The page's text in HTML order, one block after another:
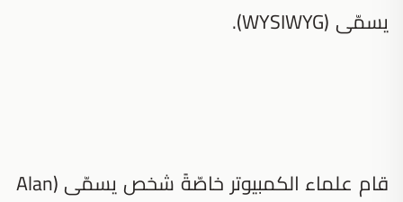
يسمّى (WYSIWYG).
قام علماء الكمبيوتر خاصّةً شخص يسمّى (Alan